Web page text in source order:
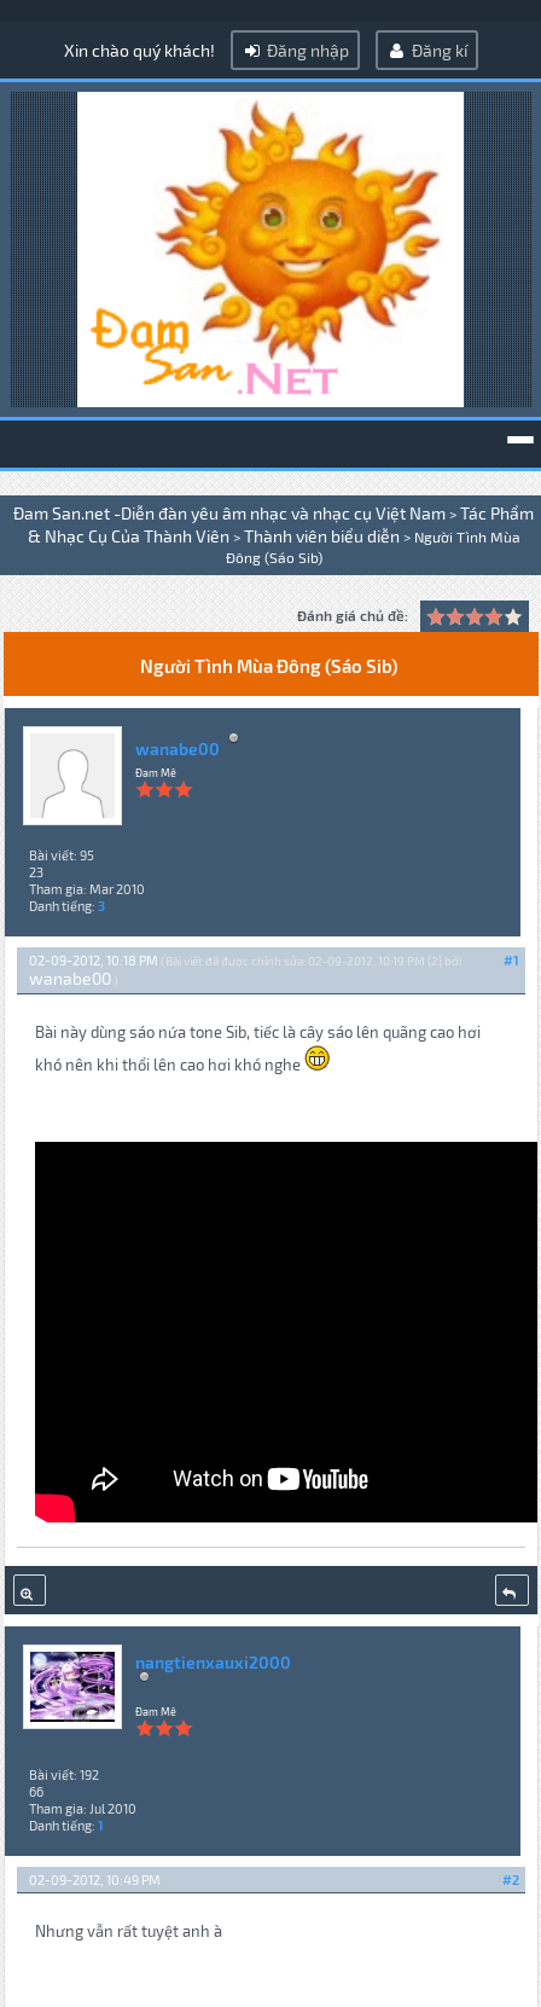
Xin chào quý khách! Đăng nhập Đăng kí
Đam San.net -Diễn đàn yêu âm nhạc và nhạc cụ Việt Nam > Tác Phẩm
& Nhạc Cụ Của Thành Viên > Thành viên biểu diễn > Người Tình Mùa
Đông (Sáo Sib)
Đánh giá chủ đề:
Người Tình Mùa Đông (Sáo Sib)
wanabe00
Đam Mê
Bài viết: 95
23
Tham gia: Mar 2010
Danh tiếng: 3
#1
02-09-2012, 10:18 PM (Bài viết đã được chỉnh sửa: 02-09-2012, 10:19 PM {2} bởi
wanabe00.)
Bài này dùng sáo nứa tone Sib, tiếc là cây sáo lên quãng cao hơi
khó nên khi thổi lên cao hơi khó nghe
nangtienxauxi2000
Đam Mê
Bài viết: 192
66
Tham gia: Jul 2010
Danh tiếng: 1
#2
02-09-2012, 10:49 PM
Nhưng vẫn rất tuyệt anh à